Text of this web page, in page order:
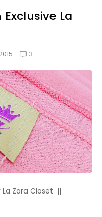
La
3
La Zara Closet ||